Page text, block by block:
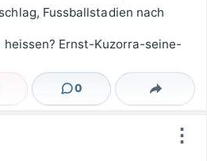
Fussballstadien nach
heissen? Ernst-Kuzorra-seine-
lustig 0
Kommentare Teilen
⋮